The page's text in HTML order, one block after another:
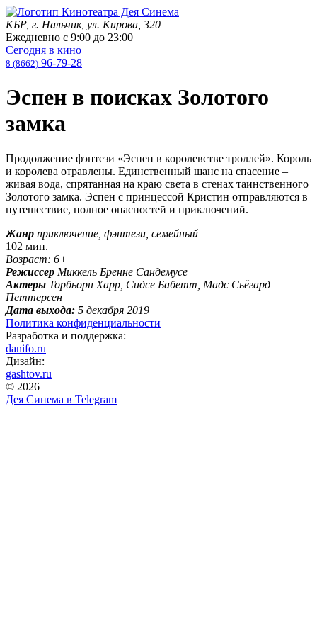
КБР, г. Нальчик, ул. Кирова, 320
Ежедневно с 9:00 до 23:00
Сегодня в кино
8 (8662) 96-79-28
Эспен в поисках Золотого
замка
Продолжение фэнтези «Эспен в королевстве троллей». Король
и королева отравлены. Единственный шанс на спасение –
живая вода, спрятанная на краю света в стенах таинственного
Золотого замка. Эспен с принцессой Кристин отправляются в
путешествие, полное опасностей и приключений.
Жанр приключение, фэнтези, семейный
102 мин.
Возраст: 6+
Режиссер Миккель Бренне Сандемусе
Актеры Торбьорн Харр, Сидсе Бабетт, Мадс Сьёгард
Петтерсен
Дата выхода: 5 декабря 2019
Политика конфиденциальности
Разработка и поддержка:
danifo.ru
Дизайн:
gashtov.ru
© 2026
Дея Синема в Telegram